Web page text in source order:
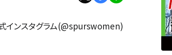
インスタグラム(@spurswomen)